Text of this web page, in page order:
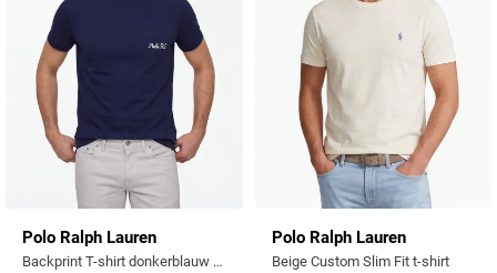
Vanguard
William Lockie
Alle Merken
Polo Ralph Lauren
Backprint T-shirt donkerblauw Custom Slim Fit
Polo Ralph Lauren
Beige Custom Slim Fit t-shirt